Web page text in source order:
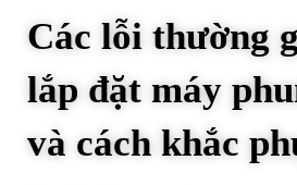
Các lỗi thường
lắp đặt máy
và cách khắc